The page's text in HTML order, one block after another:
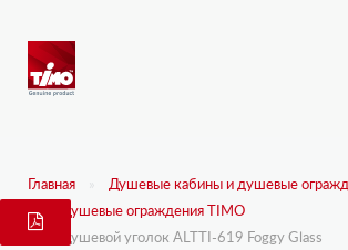
Главная
Душевые кабины и душевые
Душевые ограждения TIMO
Душевой уголок ALTTI-619 Foggy Glass